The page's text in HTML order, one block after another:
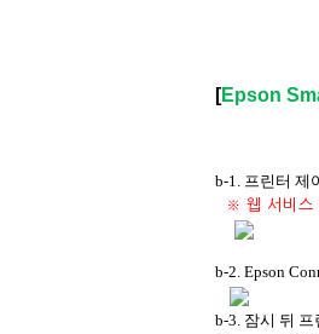
[Epson
b-1. 프린터 제
※ 웹 서비스
b-2. Epson
b-3. 잠시 뒤